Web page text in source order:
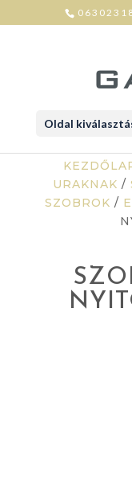
Oldal
URAKNAK /
SZOBROK /